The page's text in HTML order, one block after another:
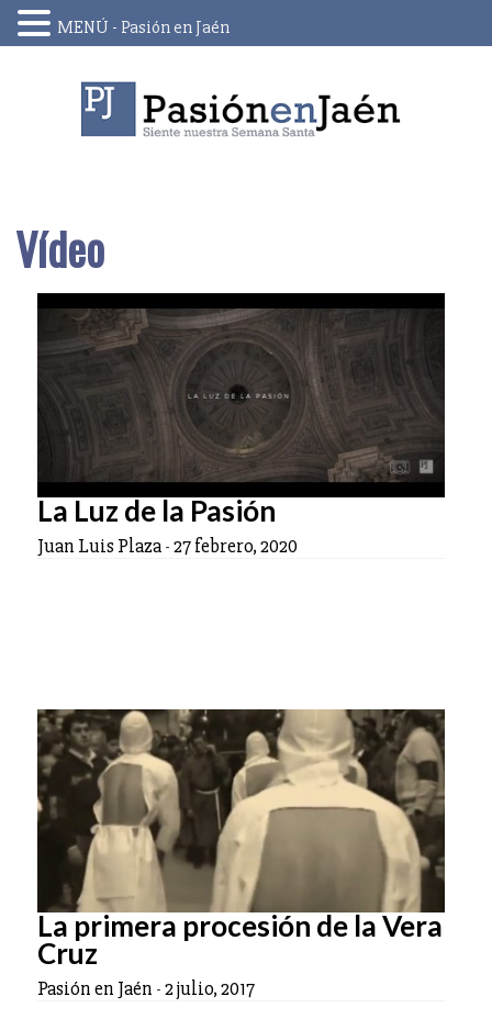
Vídeo
La Luz de la Pasión
Juan Luis Plaza-27 febrero, 2020
La primera procesión de la Vera
Cruz
Pasión en Jaén -2 julio, 2017
MENÚ - Pasión en Jaén